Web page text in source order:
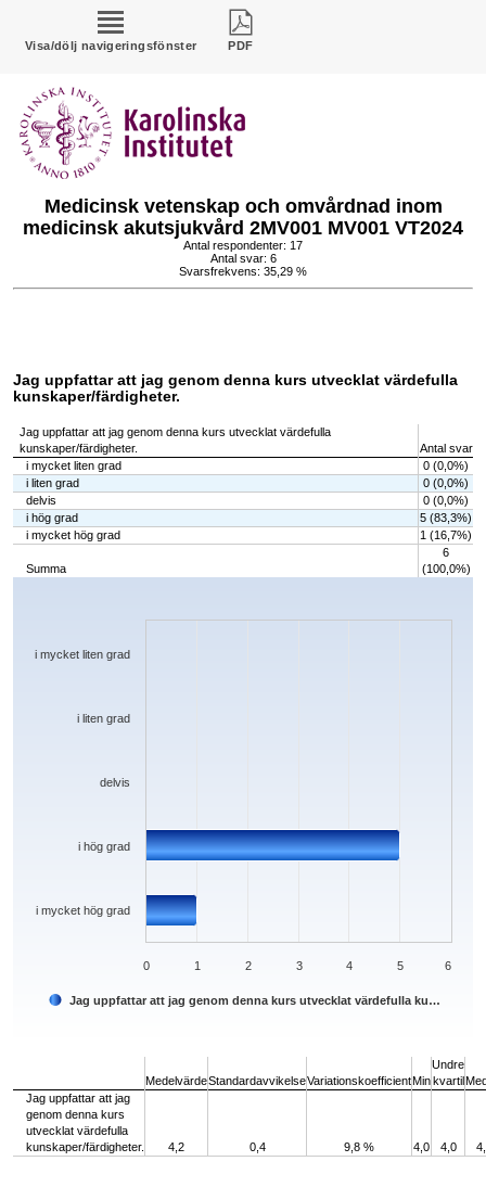
Visa/dölj navigeringsfönster PDF
Medicinsk vetenskap och omvårdnad inom
medicinsk akutsjukvård 2MV001 MV001 VT2024
Antal respondenter: 17
Antal svar: 6
Svarsfrekvens: 35,29 %
Jag uppfattar att jag genom denna kurs utvecklat värdefulla
kunskaper/färdigheter.
Jag uppfattar att jag genom denna kurs utvecklat värdefulla
kunskaper/färdigheter.
Antal svar
i mycket liten grad
0 (0,0%)
i liten grad
0 (0,0%)
delvis
0 (0,0%)
i hög grad
5 (83,3%)
i mycket hög grad
1 (16,7%)
Summa
6
(100,0%)
Chart
The chart has 1 X axis displaying categories.
Jag uppfattar att jag genom denna kurs utvecklat värdefulla ku…
i mycket hög grad
i hög grad
delvis
i liten grad
i mycket liten grad
0 1 2 3 4 5 6
MedelvärdeStandardavvikelseVariationskoefficientMin
Undre
kvartil
Jag uppfattar att jag
genom denna kurs
utvecklat värdefulla
kunskaper/färdigheter.
4,2 0,4 9,8 % 4,0 4,0